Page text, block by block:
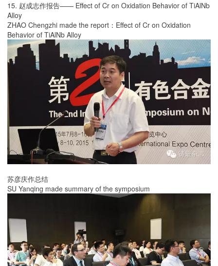
15. 赵成志作报告—— Effect of Cr on Oxidation Behavior of TiAlNb
Alloy
ZHAO Chengzhi made the report：Effect of Cr on Oxidation
Behavior of TiAlNb Alloy
苏彦庆作总结
SU Yanqing made summary of the symposium